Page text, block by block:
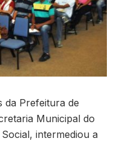
da Prefeitura de
Municipal do
intermediou a